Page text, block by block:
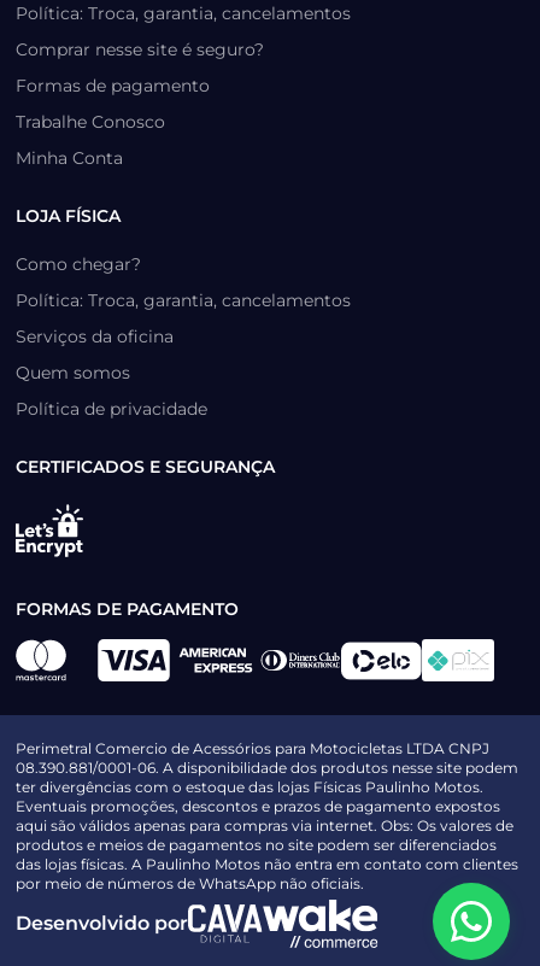
Política: Troca, garantia, cancelamentos
Comprar nesse site é seguro?
Formas de pagamento
Trabalhe Conosco
Minha Conta
LOJA FÍSICA
Como chegar?
Política: Troca, garantia, cancelamentos
Serviços da oficina
Quem somos
Política de privacidade
CERTIFICADOS E SEGURANÇA
FORMAS DE PAGAMENTO
Perimetral Comercio de Acessórios para Motocicletas LTDA CNPJ
08.390.881/0001-06. A disponibilidade dos produtos nesse site podem
ter divergências com o estoque das lojas Físicas Paulinho Motos.
Eventuais promoções, descontos e prazos de pagamento expostos
aqui são válidos apenas para compras via internet. Obs: Os valores de
produtos e meios de pagamentos no site podem ser diferenciados
das lojas físicas. A Paulinho Motos não entra em contato com clientes
por meio de números de WhatsApp não oficiais.
Desenvolvido por